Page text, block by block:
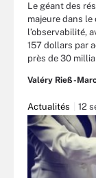
Le géant des
majeure dans
l’observabilité,
157 dollars par
près de 30
Valéry Rieß-
Actualités 12